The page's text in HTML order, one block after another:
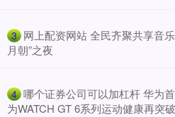
3 网上配资网站 全民齐聚共享音
月朝”之夜
4 哪个证券公司可以加杠杆 华为
为WATCH GT 6系列运动健康再突破